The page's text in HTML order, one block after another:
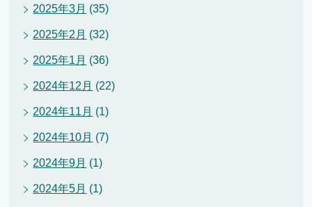
2025年3月 (35)
2025年2月 (32)
2025年1月 (36)
2024年12月 (22)
2024年11月 (1)
2024年10月 (7)
2024年9月 (1)
2024年5月 (1)